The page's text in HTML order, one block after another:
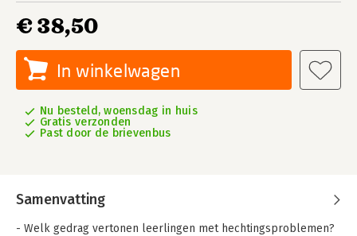
€ 38,50
In winkelwagen
Nu besteld, woensdag in huis
Gratis verzonden
Past door de brievenbus
Samenvatting
- Welk gedrag vertonen leerlingen met hechtingsproblemen?